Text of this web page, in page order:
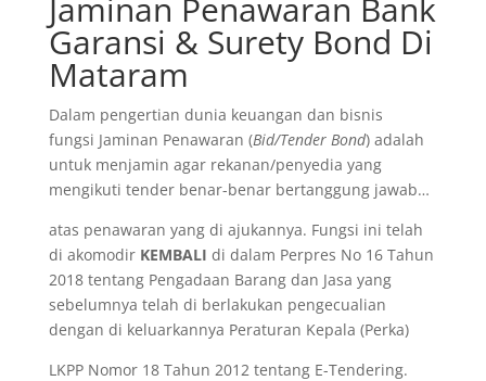
Jaminan Penawaran Bank
Garansi & Surety Bond Di
Mataram
Dalam pengertian dunia keuangan dan bisnis
fungsi Jaminan Penawaran (Bid/Tender Bond) adalah
untuk menjamin agar rekanan/penyedia yang
mengikuti tender benar-benar bertanggung jawab…
atas penawaran yang di ajukannya. Fungsi ini telah
di akomodir KEMBALI di dalam Perpres No 16 Tahun
2018 tentang Pengadaan Barang dan Jasa yang
sebelumnya telah di berlakukan pengecualian
dengan di keluarkannya Peraturan Kepala (Perka)
LKPP Nomor 18 Tahun 2012 tentang E-Tendering.